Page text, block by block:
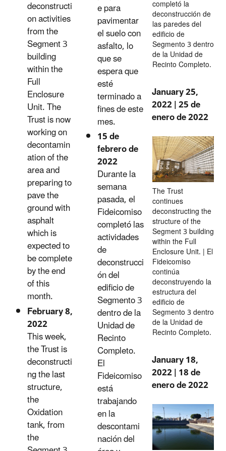
deconstructi
on activities
from the
Segment 3
building
within the
Full
Enclosure
Unit. The
Trust is now
working on
decontamin
ation of the
area and
preparing to
pave the
ground with
asphalt
which is
expected to
be complete
by the end
of this
month.
February 8,
2022
This week,
the Trust is
deconstructi
ng the last
structure,
the
Oxidation
tank, from
the
e para
pavimentar
el suelo con
asfalto, lo
que se
espera que
esté
terminado a
fines de este
mes.
15 de
febrero de
2022
Durante la
semana
pasada, el
Fideicomiso
completó las
actividades
de
deconstrucci
ón del
edificio de
Segmento 3
dentro de la
Unidad de
Recinto
Completo.
El
Fideicomiso
está
trabajando
en la
descontami
nación del
completó la
deconstrucción de
las paredes del
edificio de
Segmento 3 dentro
de la Unidad de
Recinto Completo.
January 25,
2022 | 25 de
enero de 2022
The Trust
continues
deconstructing the
structure of the
Segment 3 building
within the Full
Enclosure Unit. | El
Fideicomiso
continúa
deconstruyendo la
estructura del
edificio de
Segmento 3 dentro
de la Unidad de
Recinto Completo.
January 18,
2022 | 18 de
enero de 2022